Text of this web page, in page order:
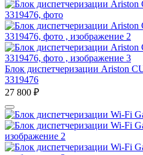
Блок диспетчеризации Ariston
3319476
27 800 ₽